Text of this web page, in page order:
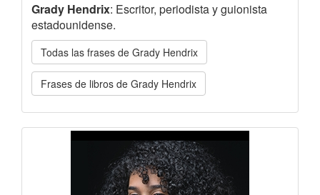
Grady Hendrix: Escritor, periodista y guionista
estadounidense.
Todas las frases de Grady Hendrix
Frases de libros de Grady Hendrix